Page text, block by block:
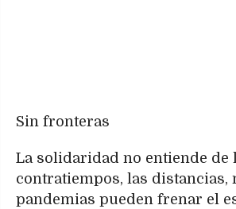
Sin fronteras
La solidaridad no entiende de
contratiempos, las distancias,
pandemias pueden frenar el